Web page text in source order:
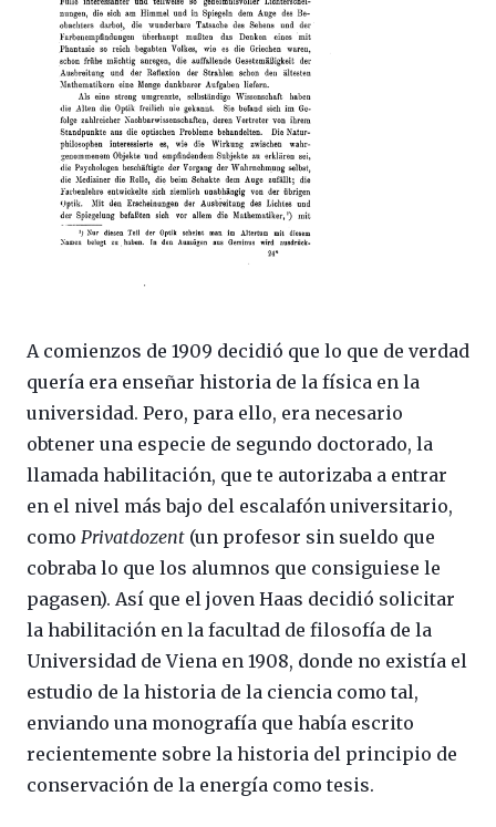
A comienzos de 1909 decidió que lo que de verdad
quería era enseñar historia de la física en la
universidad. Pero, para ello, era necesario
obtener una especie de segundo doctorado, la
llamada habilitación, que te autorizaba a entrar
en el nivel más bajo del escalafón universitario,
como Privatdozent (un profesor sin sueldo que
cobraba lo que los alumnos que consiguiese le
pagasen). Así que el joven Haas decidió solicitar
la habilitación en la facultad de filosofía de la
Universidad de Viena en 1908, donde no existía el
estudio de la historia de la ciencia como tal,
enviando una monografía que había escrito
recientemente sobre la historia del principio de
conservación de la energía como tesis.